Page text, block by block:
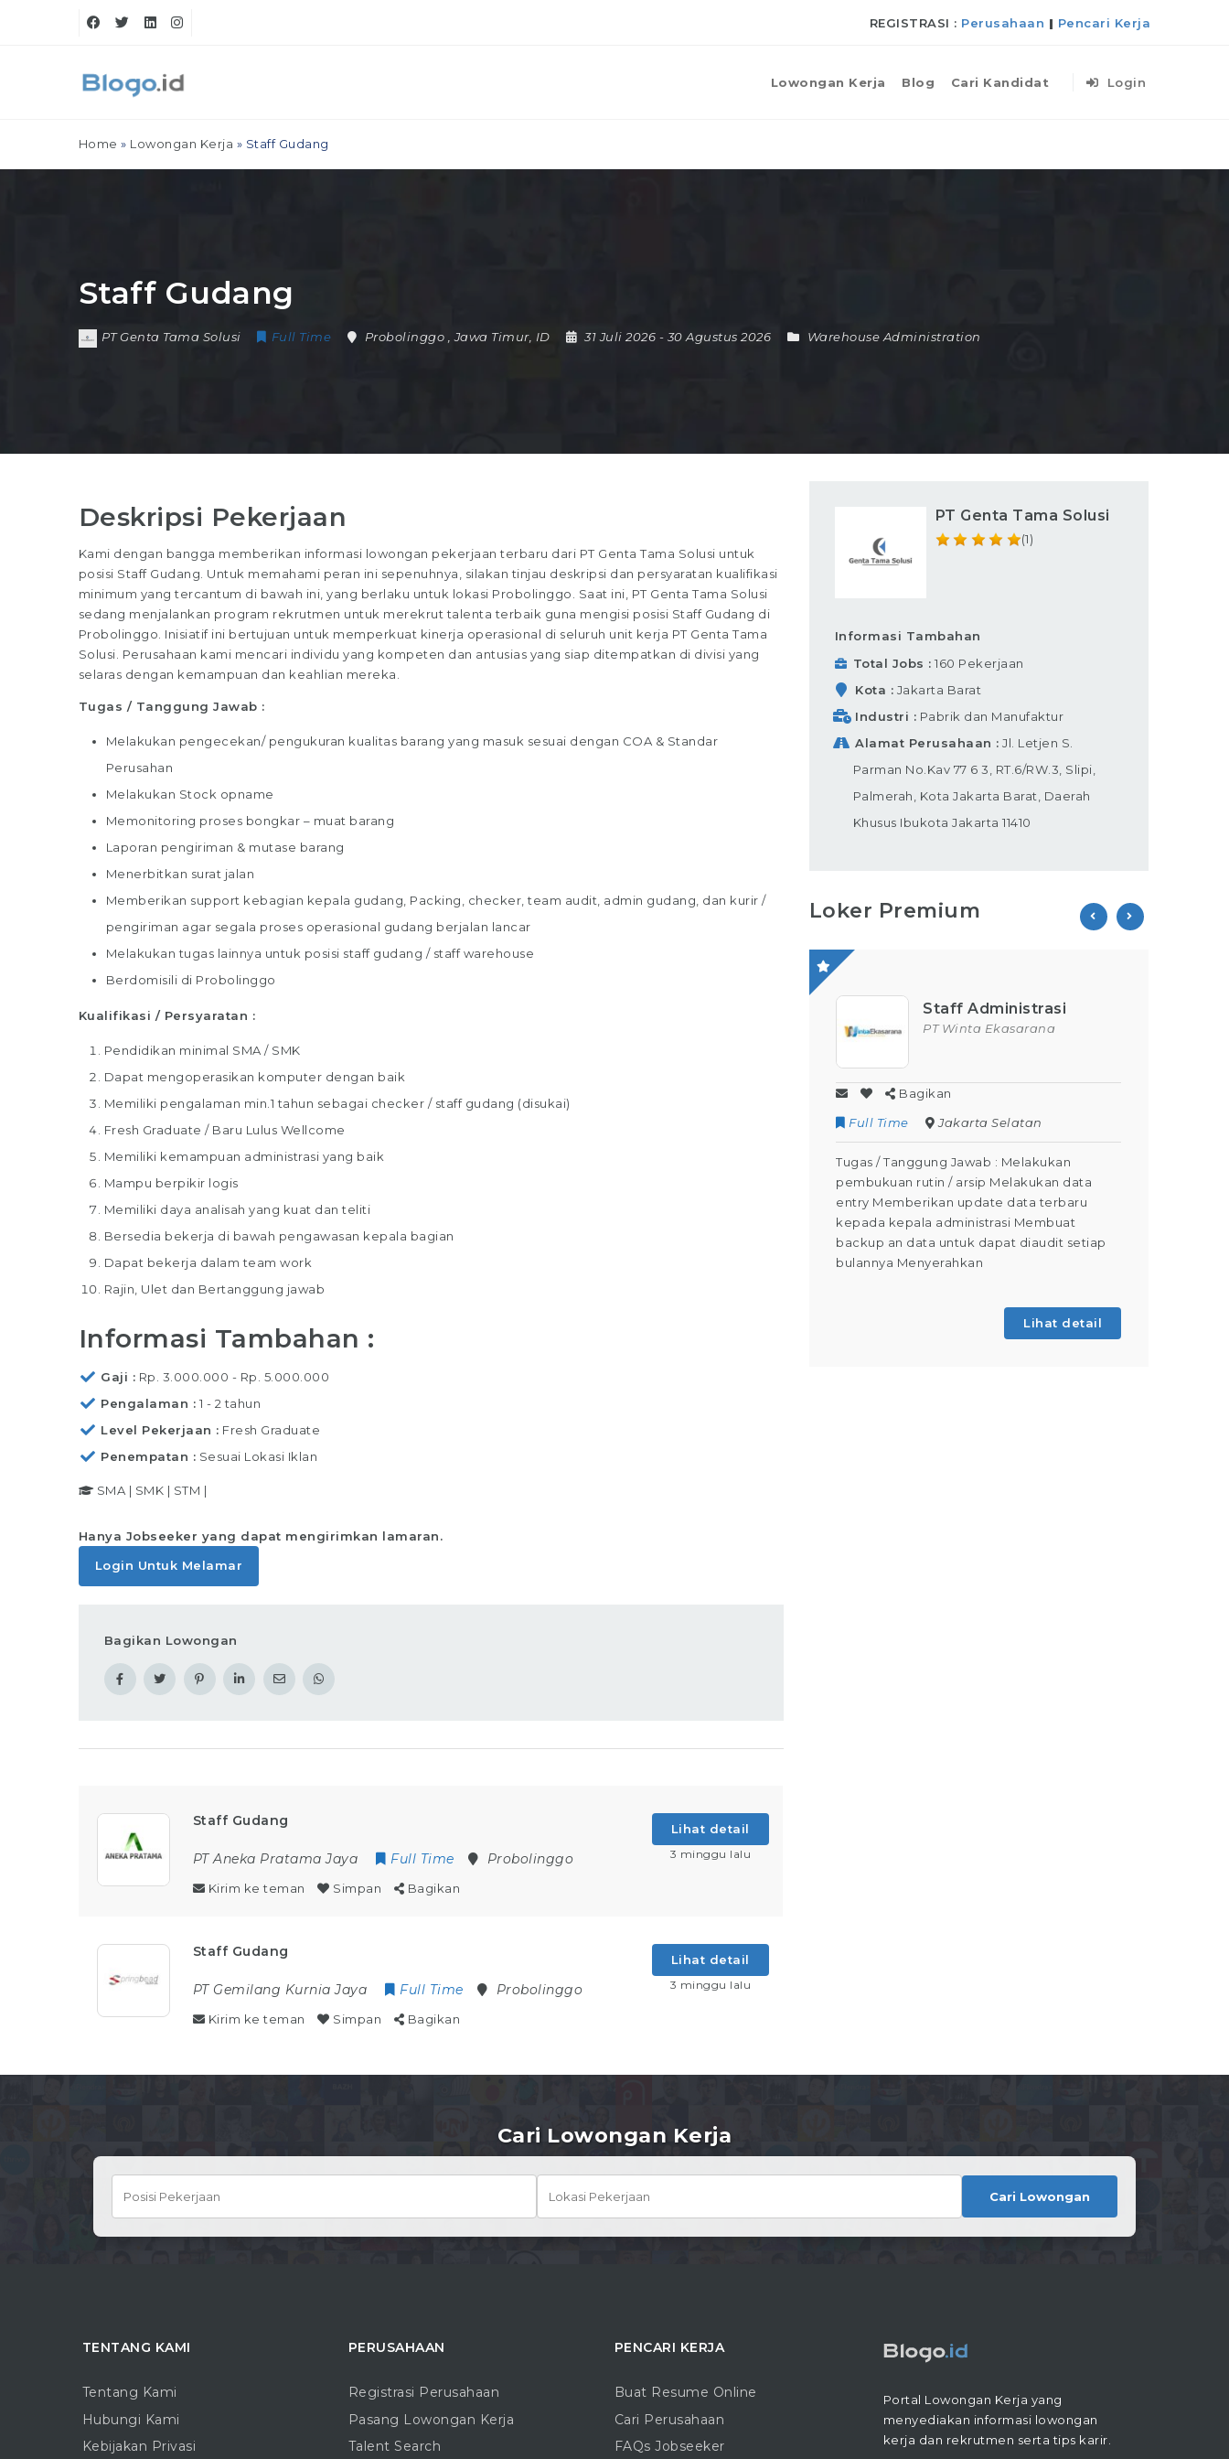
REGISTRASI : Perusahaan | Pencari Kerja
Lowongan Kerja Blog Cari Kandidat Login
Home » Lowongan Kerja » Staff Gudang
Staff Gudang
PT Genta Tama Solusi Full Time Probolinggo ,Jawa Timur, ID 31 Juli 2026 - 30 Agustus 2026 Warehouse Administration
Deskripsi Pekerjaan
Kami dengan bangga memberikan informasi lowongan pekerjaan terbaru dari PT Genta Tama Solusi untuk
posisi Staff Gudang. Untuk memahami peran ini sepenuhnya, silakan tinjau deskripsi dan persyaratan kualifikasi
minimum yang tercantum di bawah ini, yang berlaku untuk lokasi Probolinggo. Saat ini, PT Genta Tama Solusi
sedang menjalankan program rekrutmen untuk merekrut talenta terbaik guna mengisi posisi Staff Gudang di
Probolinggo. Inisiatif ini bertujuan untuk memperkuat kinerja operasional di seluruh unit kerja PT Genta Tama
Solusi. Perusahaan kami mencari individu yang kompeten dan antusias yang siap ditempatkan di divisi yang
selaras dengan kemampuan dan keahlian mereka.
Tugas / Tanggung Jawab :
Melakukan pengecekan/ pengukuran kualitas barang yang masuk sesuai dengan COA & Standar
Perusahan
Melakukan Stock opname
Memonitoring proses bongkar – muat barang
Laporan pengiriman & mutase barang
Menerbitkan surat jalan
Memberikan support kebagian kepala gudang, Packing, checker, team audit, admin gudang, dan kurir /
pengiriman agar segala proses operasional gudang berjalan lancar
Melakukan tugas lainnya untuk posisi staff gudang / staff warehouse
Berdomisili di Probolinggo
Kualifikasi / Persyaratan :
Pendidikan minimal SMA / SMK
Dapat mengoperasikan komputer dengan baik
Memiliki pengalaman min.1 tahun sebagai checker / staff gudang (disukai)
Fresh Graduate / Baru Lulus Wellcome
Memiliki kemampuan administrasi yang baik
Mampu berpikir logis
Memiliki daya analisah yang kuat dan teliti
Bersedia bekerja di bawah pengawasan kepala bagian
Dapat bekerja dalam team work
Rajin, Ulet dan Bertanggung jawab
Informasi Tambahan :
Gaji
Rp. 3.000.000 - Rp. 5.000.000
Pengalaman
1 - 2 tahun
Level Pekerjaan
Fresh Graduate
Penempatan
Sesuai Lokasi Iklan
SMA | SMK | STM |
Hanya Jobseeker yang dapat mengirimkan lamaran.
Login Untuk Melamar
Bagikan Lowongan
Staff Gudang
PT Aneka Pratama Jaya Full Time Probolinggo
Kirim ke teman Simpan Bagikan
Lihat detail
3 minggu lalu
Staff Gudang
PT Gemilang Kurnia Jaya Full Time Probolinggo
Kirim ke teman Simpan Bagikan
Lihat detail
3 minggu lalu
PT Genta Tama Solusi
(1)
Informasi Tambahan
Total Jobs
160 Pekerjaan
Kota
Jakarta Barat
Industri
Pabrik dan Manufaktur
Alamat Perusahaan
Jl. Letjen S.
Parman No.Kav 77 6 3, RT.6/RW.3, Slipi,
Palmerah, Kota Jakarta Barat, Daerah
Khusus Ibukota Jakarta 11410
Loker Premium
Staff Administrasi
PT Winta Ekasarana
Bagikan
Full Time
Jakarta Selatan
Tugas / Tanggung Jawab : Melakukan
pembukuan rutin / arsip Melakukan data
entry Memberikan update data terbaru
kepada kepala administrasi Membuat
backup an data untuk dapat diaudit setiap
bulannya Menyerahkan
Lihat detail
Cari Lowongan Kerja
Cari Lowongan
TENTANG KAMI
Tentang Kami
Hubungi Kami
Kebijakan Privasi
PERUSAHAAN
Registrasi Perusahaan
Pasang Lowongan Kerja
Talent Search
PENCARI KERJA
Buat Resume Online
Cari Perusahaan
FAQs Jobseeker
Portal Lowongan Kerja yang
menyediakan informasi lowongan
kerja dan rekrutmen serta tips karir.